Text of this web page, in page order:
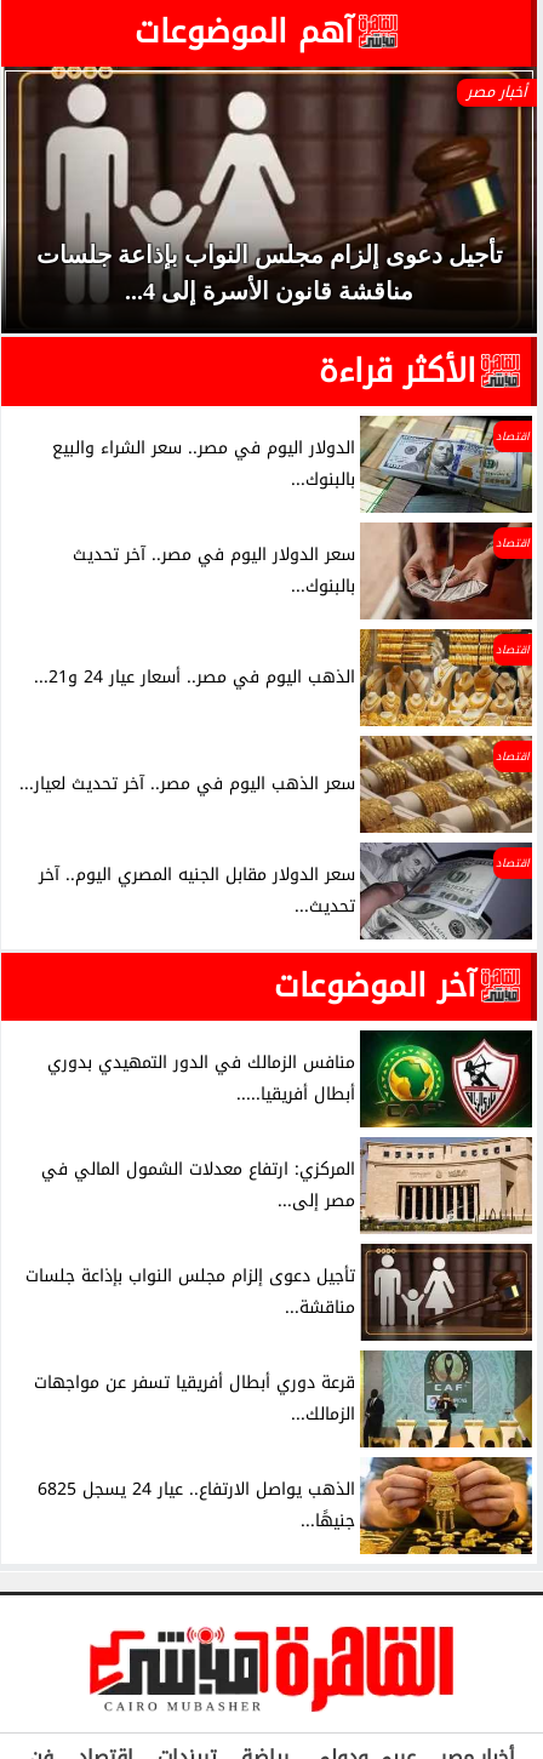
آهم الموضوعات
أخبار مصر
تأجيل دعوى إلزام مجلس النواب بإذاعة جلسات
مناقشة قانون الأسرة إلى 4...
الأكثر قراءة
اقتصاد
الدولار اليوم في مصر.. سعر الشراء والبيع
بالبنوك...
اقتصاد
سعر الدولار اليوم في مصر.. آخر تحديث
بالبنوك...
اقتصاد
الذهب اليوم في مصر.. أسعار عيار 24 و21...
اقتصاد
سعر الذهب اليوم في مصر.. آخر تحديث لعيار...
اقتصاد
سعر الدولار مقابل الجنيه المصري اليوم.. آخر
تحديث...
آخر الموضوعات
منافس الزمالك في الدور التمهيدي بدوري
أبطال أفريقيا.....
المركزي: ارتفاع معدلات الشمول المالي في
مصر إلى...
تأجيل دعوى إلزام مجلس النواب بإذاعة جلسات
مناقشة...
قرعة دوري أبطال أفريقيا تسفر عن مواجهات
الزمالك...
الذهب يواصل الارتفاع.. عيار 24 يسجل 6825
جنيهًا...